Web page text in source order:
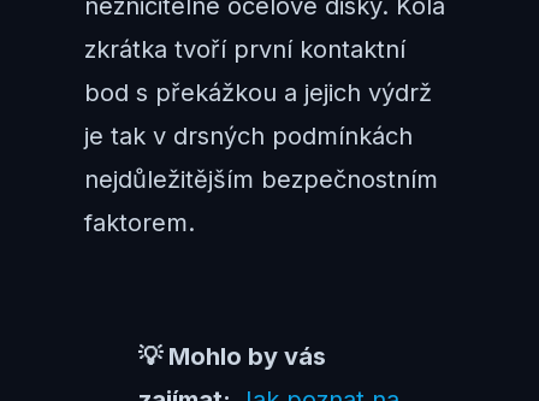
nezničitelné ocelové disky. Kola
zkrátka tvoří první kontaktní
bod s překážkou a jejich výdrž
je tak v drsných podmínkách
nejdůležitějším bezpečnostním
faktorem.
💡 Mohlo by vás